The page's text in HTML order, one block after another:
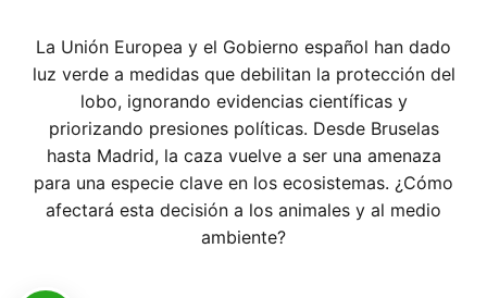
La Unión Europea y el Gobierno español han dado
luz verde a medidas que debilitan la protección del
lobo, ignorando evidencias científicas y
priorizando presiones políticas. Desde Bruselas
hasta Madrid, la caza vuelve a ser una amenaza
para una especie clave en los ecosistemas. ¿Cómo
afectará esta decisión a los animales y al medio
ambiente?